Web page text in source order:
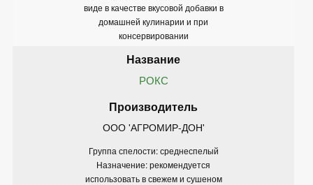
виде в качестве вкусовой добавки в
домашней кулинарии и при
консервировании
РОКС
ООО 'АГРОМИР-ДОН'
Группа спелости: среднеспелый
Назначение: рекомендуется
использовать в свежем и сушеном